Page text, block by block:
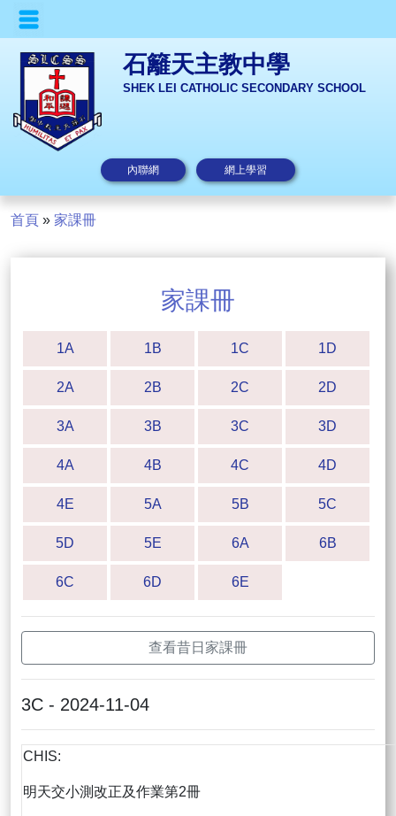
石籬天主教中學
SHEK LEI CATHOLIC SECONDARY SCHOOL
內聯網 網上學習
首頁 » 家課冊
家課冊
1A 1B 1C 1D
2A 2B 2C 2D
3A 3B 3C 3D
4A 4B 4C 4D
4E 5A 5B 5C
5D 5E 6A 6B
6C 6D 6E
查看昔日家課冊
3C - 2024-11-04
CHIS:
明天交小測改正及作業第2冊